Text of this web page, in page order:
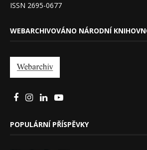
ISSN 2695-0677
WEBARCHIVOVÁNO NÁRODNÍ
POPULÁRNÍ PŘÍSPĚVKY